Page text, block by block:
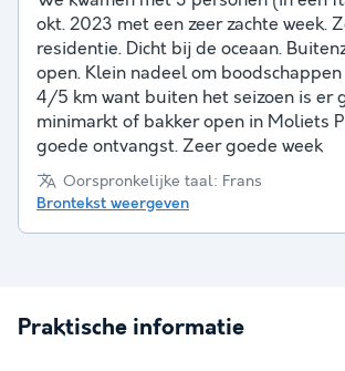
okt. 2023 met een zeer zachte week.
residentie. Dicht bij de oceaan.
open. Klein nadeel om
4/5 km want buiten het seizoen is er
minimarkt of bakker open in Moliets
goede ontvangst. Zeer goede week
Oorspronkelijke taal: Frans
Brontekst weergeven
Praktische informatie